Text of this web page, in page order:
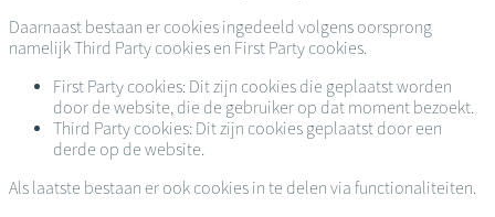
Daarnaast bestaan er cookies ingedeeld volgens oorsprong
namelijk Third Party cookies en First Party cookies.
First Party cookies: Dit zijn cookies die geplaatst worden
door de website, die de gebruiker op dat moment bezoekt.
Third Party cookies: Dit zijn cookies geplaatst door een
derde op de website.
Als laatste bestaan er ook cookies in te delen via functionaliteiten.